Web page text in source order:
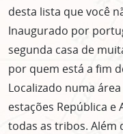
desta lista que você
Inaugurado por
segunda casa de
por quem está a fim
Localizado numa
estações República
todas as tribos. Além